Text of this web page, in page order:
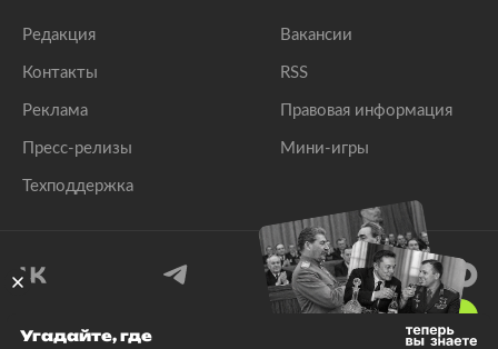
Редакция
Контакты
Реклама
Пресс-релизы
Техподдержка
Вакансии
RSS
Правовая информация
Мини-игры
Угадайте, где